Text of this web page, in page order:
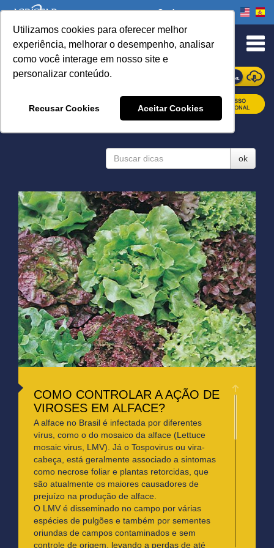
Utilizamos cookies para oferecer melhor
experiência, melhorar o desempenho, analisar
como você interage em nosso site e
personalizar conteúdo.
Recusar Cookies Aceitar Cookies
Onde comprar
ONDE COMPRAR
DICAS
ok
COMO CONTROLAR A AÇÃO DE
VIROSES EM ALFACE?
A alface no Brasil é infectada por diferentes
vírus, como o do mosaico da alface (Lettuce
mosaic virus, LMV). Já o Tospovirus ou vira-
cabeça, está geralmente associado a sintomas
como necrose foliar e plantas retorcidas, que
são atualmente os maiores causadores de
prejuízo na produção de alface.
O LMV é disseminado no campo por várias
espécies de pulgões e também por sementes
oriundas de campos contaminados e sem
controle de origem, levando a perdas de até